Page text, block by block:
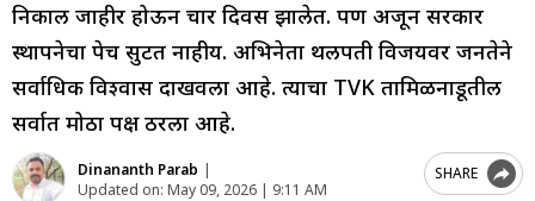
निकाल जाहीर होऊन चार दिवस झालेत. पण अजून सरकार
स्थापनेचा पेच सुटत नाहीय. अभिनेता थलपती विजयवर जनतेने
सर्वाधिक विश्वास दाखवला आहे. त्याचा TVK तामिळनाडूतील
सर्वात मोठा पक्ष ठरला आहे.
Dinananth Parab |
Updated on: May 09, 2026 | 9:11 AM
SHARE